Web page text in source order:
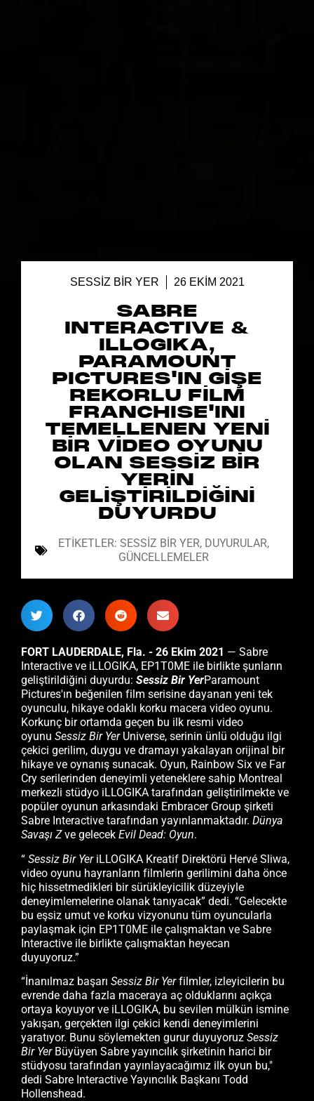
SESSIZ BIR YER 26 EKIM 2021
SABRE
INTERACTIVE &
ILLOGIKA,
PARAMOUNT
PICTURES'IN GİŞE
REKORLU FİLM
FRANCHISE'INI
TEMELLENEN YENİ
BİR VİDEO OYUNU
OLAN SESSİZ BİR
YERİN
GELİŞTİRİLDİĞİNİ
DUYURDU
ETIKETLER: SESSIZ BIR YER, DUYURULAR,
GÜNCELLEMELER
FORT LAUDERDALE, Fla. - 26 Ekim 2021 — Sabre
Interactive ve iLLOGIKA, EP1T0ME ile birlikte şunların
geliştirildiğini duyurdu: Sessiz Bir YerParamount
Pictures'ın beğenilen film serisine dayanan yeni tek
oyunculu, hikaye odaklı korku macera video oyunu.
Korkunç bir ortamda geçen bu ilk resmi video
oyunu Sessiz Bir Yer Universe, serinin ünlü olduğu ilgi
çekici gerilim, duygu ve dramayı yakalayan orijinal bir
hikaye ve oynanış sunacak. Oyun, Rainbow Six ve Far
Cry serilerinden deneyimli yeteneklere sahip Montreal
merkezli stüdyo iLLOGIKA tarafından geliştirilmekte ve
popüler oyunun arkasındaki Embracer Group şirketi
Sabre Interactive tarafından yayınlanmaktadır. Dünya
Savaşı Zve gelecek Evil Dead: Oyun.
“ Sessiz Bir YeriLLOGIKA Kreatif Direktörü Hervé Sliwa,
video oyunu hayranların filmlerin gerilimini daha önce
hiç hissetmedikleri bir sürükleyicilik düzeyiyle
deneyimlemelerine olanak tanıyacak” dedi. “Gelecekte
bu eşsiz umut ve korku vizyonunu tüm oyuncularla
paylaşmak için EP1T0ME ile çalışmaktan ve Sabre
Interactive ile birlikte çalışmaktan heyecan
duyuyoruz.”
“İnanılmaz başarı Sessiz Bir Yerfilmler, izleyicilerin bu
evrende daha fazla maceraya aç olduklarını açıkça
ortaya koyuyor ve iLLOGIKA, bu sevilen mülkün ismine
yakışan, gerçekten ilgi çekici kendi deneyimlerini
yaratıyor. Bunu söylemekten gurur duyuyoruz Sessiz
Bir YerBüyüyen Sabre yayıncılık şirketinin harici bir
stüdyosu tarafından yayınlayacağımız ilk oyun bu,"
dedi Sabre Interactive Yayıncılık Başkanı Todd
Hollenshead.